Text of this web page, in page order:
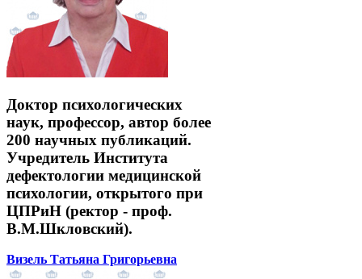
Доктор психологических
наук, профессор, автор более
200 научных публикаций.
Учредитель Института
дефектологии медицинской
психологии, открытого при
ЦПРиН (ректор - проф.
В.М.Шкловский).
Визель Татьяна Григорьевна